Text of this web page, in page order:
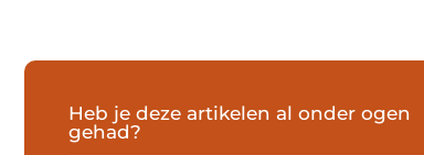
Heb je deze artikelen al onder ogen
gehad?